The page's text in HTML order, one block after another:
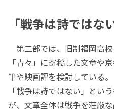
「戦争は詩ではな
第二部では、旧制福岡高
「青々」に寄稿した文章や
筆や映画評を検討している
「戦争は詩ではない」とい
が、文章全体は戦争を荘厳